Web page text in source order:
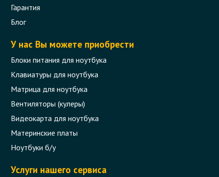
Гарантия
Блог
У нас Вы можете приобрести
Блоки питания для ноутбука
Клавиатуры для ноутбука
Матрица для ноутбука
Вентиляторы (кулеры)
Видеокарта для ноутбука
Материнские платы
Ноутбуки б/у
Услуги нашего сервиса